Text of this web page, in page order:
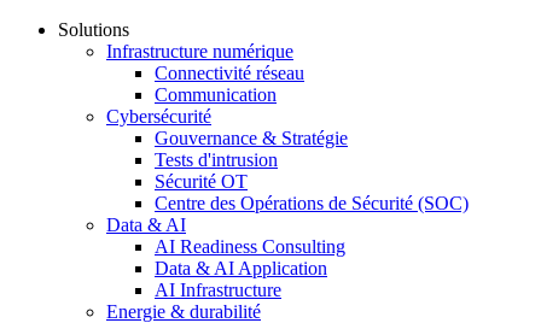
Solutions
Infrastructure numérique
Connectivité réseau
Communication
Cybersécurité
Gouvernance & Stratégie
Tests d'intrusion
Sécurité OT
Centre des Opérations de Sécurité (SOC)
Data & AI
AI Readiness Consulting
Data & AI Application
AI Infrastructure
Energie & durabilité